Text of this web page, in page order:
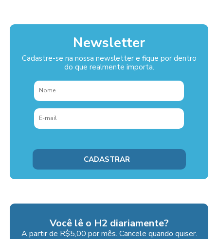
Newsletter
Cadastre-se na nossa newsletter e fique por dentro
do que realmente importa.
Você lê o H2 diariamente?
A partir de R$5,00 por mês. Cancele quando quiser.